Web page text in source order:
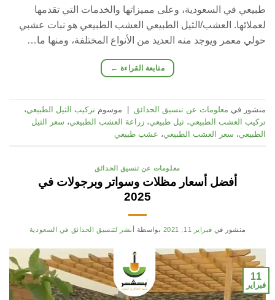
طبيعي في السعودية، وعلى مميزاتها والخدمات التي تقدمها
لعملائها. العشب/الثيل الطبيعي العشب الطبيعي هو نبات عشبي
حولي معمر ويوجد منه العديد من الأنواع المختلفة، ومنها ما…
متابعة القراءة ←
منشور في معلومات عن تنسيق الحدائق موسوم تركيب الثيل الطبيعي،
تركيب العشب الطبيعي، ثيل طبيعي، زراعة العشب الطبيعي، سعر الثيل
الطبيعي، سعر العشب الطبيعي، عشب طبيعي
معلومات عن تنسيق الحدائق
أفضل أسعار مظلات وسواتر وبرجولات في
2025
منشور في فبراير 11, 2021 بواسطة أبشر لتنسيق الحدائق في السعودية
11
فبراير